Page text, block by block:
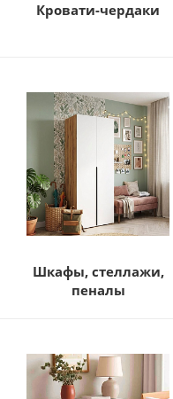
Кровати-чердаки
Шкафы, стеллажи,
пеналы